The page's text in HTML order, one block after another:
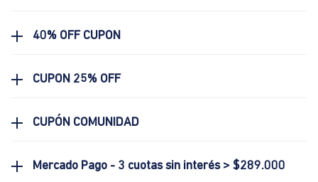
40% OFF CUPON
CUPON 25% OFF
CUPÓN COMUNIDAD
Mercado Pago - 3 cuotas sin interés > $289.000